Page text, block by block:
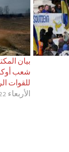
بيان
شعب
للقوات
الأربعاء 22 فبراير 2023